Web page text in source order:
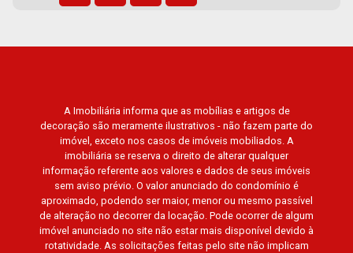
A Imobiliária informa que as mobílias e artigos de
decoração são meramente ilustrativos - não fazem parte do
imóvel, exceto nos casos de imóveis mobiliados. A
imobiliária se reserva o direito de alterar qualquer
informação referente aos valores e dados de seus imóveis
sem aviso prévio. O valor anunciado do condomínio é
aproximado, podendo ser maior, menor ou mesmo passível
de alteração no decorrer da locação. Pode ocorrer de algum
imóvel anunciado no site não estar mais disponível devido à
rotatividade. As solicitações feitas pelo site não implicam